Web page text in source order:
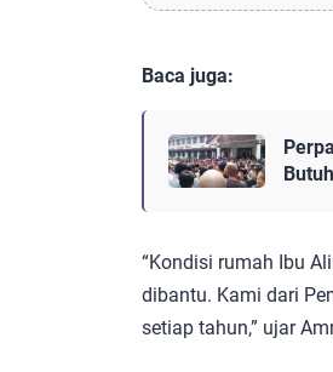
Baca juga:
“Kondisi rumah Ibu
dibantu. Kami dari
setiap tahun,” ujar